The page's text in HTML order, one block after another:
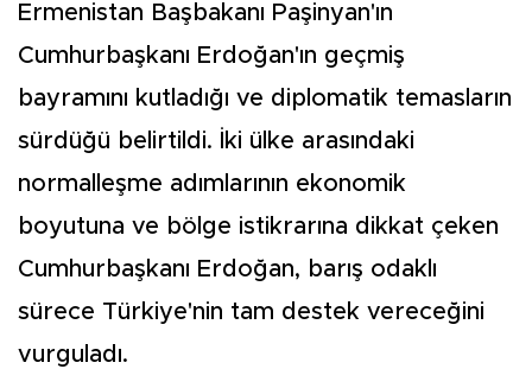
Ermenistan Başbakanı Paşinyan'ın
Cumhurbaşkanı Erdoğan'ın geçmiş
bayramını kutladığı ve diplomatik temasların
sürdüğü belirtildi. İki ülke arasındaki
normalleşme adımlarının ekonomik
boyutuna ve bölge istikrarına dikkat çeken
Cumhurbaşkanı Erdoğan, barış odaklı
sürece Türkiye'nin tam destek vereceğini
vurguladı.